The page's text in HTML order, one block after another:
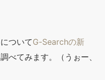
ついてG-Searchの新
べてみます。（うぉー、